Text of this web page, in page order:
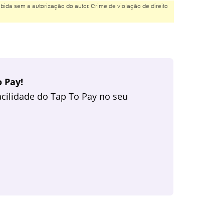
sem a autorização do autor. Crime de violação de direito
Pay!
do Tap To Pay no seu